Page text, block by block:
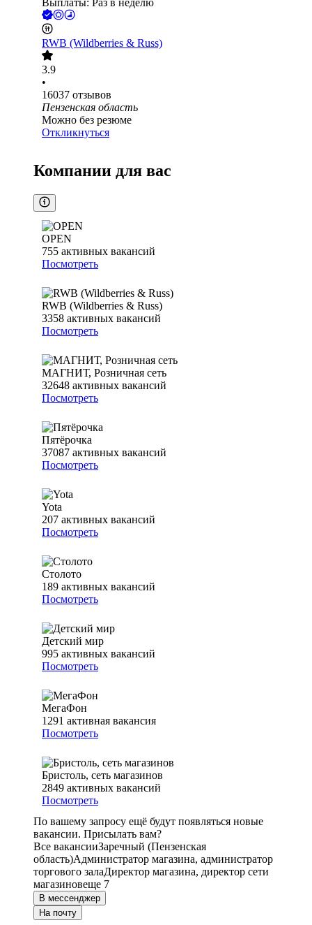
Выплаты: Раз в неделю
RWB (Wildberries & Russ)
3.9
•
16037 отзывов
Пензенская область
Можно без резюме
Откликнуться
Компании для вас
OPEN
755 активных вакансий
Посмотреть
RWB (Wildberries & Russ)
3358 активных вакансий
Посмотреть
МАГНИТ, Розничная сеть
32648 активных вакансий
Посмотреть
Пятёрочка
37087 активных вакансий
Посмотреть
Yota
207 активных вакансий
Посмотреть
Столото
189 активных вакансий
Посмотреть
Детский мир
995 активных вакансий
Посмотреть
МегаФон
1291 активная вакансия
Посмотреть
Бристоль, сеть магазинов
2849 активных вакансий
Посмотреть
По вашему запросу ещё будут появляться новые
вакансии. Присылать вам?
Все вакансииЗаречный (Пензенская
область)Администратор магазина, администратор
торгового залаДиректор магазина, директор сети
магазиновеще 7
В мессенджер
На почту